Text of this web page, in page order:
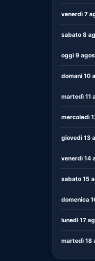
venerdì 7
sabato 8
oggi 9
domani 10
martedì 11
mercoledì
giovedì 13
venerdì 14
sabato 15
domenica
lunedì 17
martedì 18